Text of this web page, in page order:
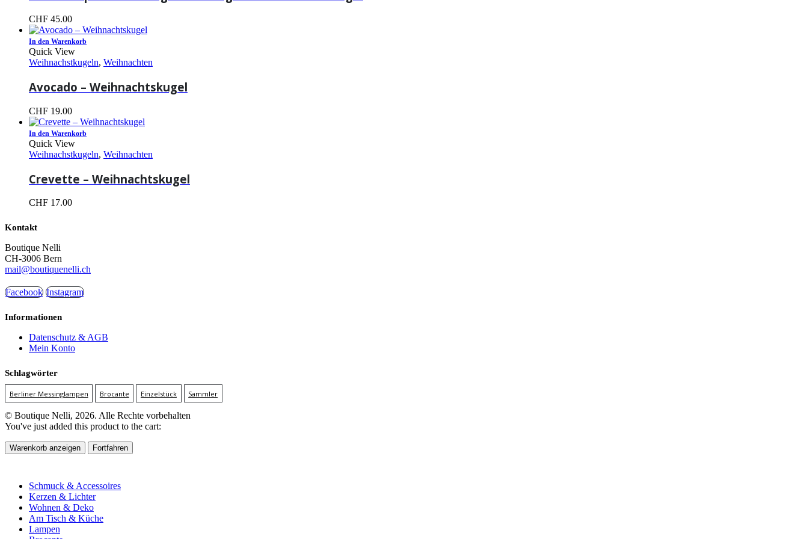
CHF 45.00
In den Warenkorb
Quick View
Weihnachstkugeln, Weihnachten
Avocado – Weihnachtskugel
CHF 19.00
In den Warenkorb
Quick View
Weihnachstkugeln, Weihnachten
Crevette – Weihnachtskugel
CHF 17.00
Kontakt
Boutique Nelli
CH-3006 Bern
mail@boutiquenelli.ch
Facebook Instagram
Informationen
Datenschutz & AGB
Mein Konto
Schlagwörter
Berliner Messinglampen Brocante Einzelstück Sammler
© Boutique Nelli, 2026. Alle Rechte vorbehalten
You've just added this product to the cart:
Warenkorb anzeigen Fortfahren
Schmuck & Accessoires
Kerzen & Lichter
Wohnen & Deko
Am Tisch & Küche
Lampen